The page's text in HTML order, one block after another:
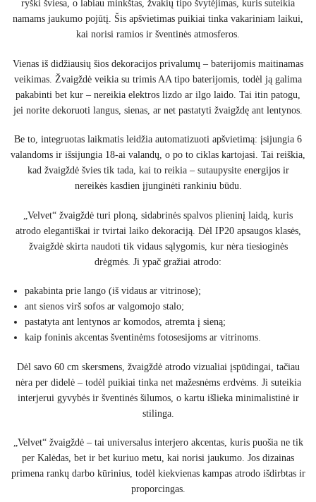
ryški šviesa, o labiau minkštas, žvakių tipo švytėjimas, kuris suteikia
namams jaukumo pojūtį. Šis apšvietimas puikiai tinka vakariniam laikui,
kai norisi ramios ir šventinės atmosferos.
Vienas iš didžiausių šios dekoracijos privalumų – baterijomis maitinamas
veikimas. Žvaigždė veikia su trimis AA tipo baterijomis, todėl ją galima
pakabinti bet kur – nereikia elektros lizdo ar ilgo laido. Tai itin patogu,
jei norite dekoruoti langus, sienas, ar net pastatyti žvaigždę ant lentynos.
Be to, integruotas laikmatis leidžia automatizuoti apšvietimą: įsijungia 6
valandoms ir išsijungia 18-ai valandų, o po to ciklas kartojasi. Tai reiškia,
kad žvaigždė švies tik tada, kai to reikia – sutaupysite energijos ir
nereikės kasdien įjunginėti rankiniu būdu.
„Velvet“ žvaigždė turi ploną, sidabrinės spalvos plieninį laidą, kuris
atrodo elegantiškai ir tvirtai laiko dekoraciją. Dėl IP20 apsaugos klasės,
žvaigždė skirta naudoti tik vidaus sąlygomis, kur nėra tiesioginės
drėgmės. Ji ypač gražiai atrodo:
pakabinta prie lango (iš vidaus ar vitrinose);
ant sienos virš sofos ar valgomojo stalo;
pastatyta ant lentynos ar komodos, atremta į sieną;
kaip foninis akcentas šventinėms fotosesijoms ar vitrinoms.
Dėl savo 60 cm skersmens, žvaigždė atrodo vizualiai įspūdingai, tačiau
nėra per didelė – todėl puikiai tinka net mažesnėms erdvėms. Ji suteikia
interjerui gyvybės ir šventinės šilumos, o kartu išlieka minimalistinė ir
stilinga.
„Velvet“ žvaigždė – tai universalus interjero akcentas, kuris puošia ne tik
per Kalėdas, bet ir bet kuriuo metu, kai norisi jaukumo. Jos dizainas
primena rankų darbo kūrinius, todėl kiekvienas kampas atrodo išdirbtas ir
proporcingas.